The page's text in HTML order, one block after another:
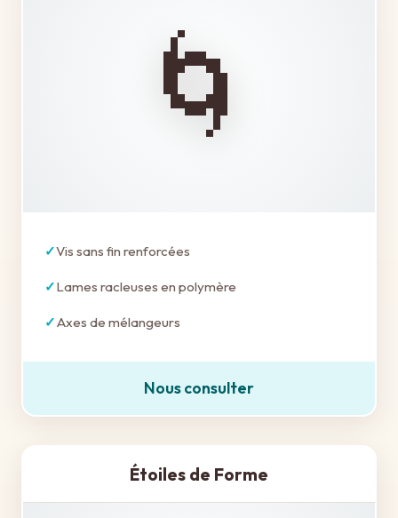
🌀
Vis sans fin renforcées
Lames racleuses en polymère
Axes de mélangeurs
Nous consulter
Étoiles de Forme